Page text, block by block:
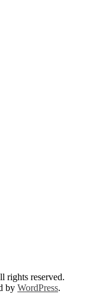
rights reserved.
by WordPress.